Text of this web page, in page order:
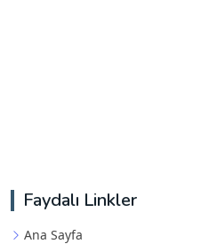
Faydalı Linkler
Ana Sayfa